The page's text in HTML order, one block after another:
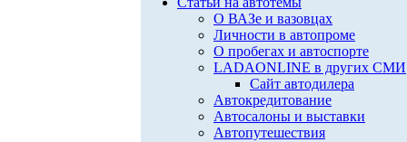
О ВАЗе и вазовцах
Личности в автопроме
О пробегах и автоспорте
LADAONLINE в других СМИ
Сайт автодилера
Автокредитование
Автосалоны и выставки
Автопутешествия